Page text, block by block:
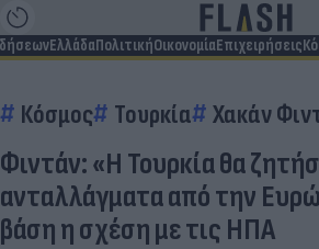
ΕλλάδαΠολιτικήΟικονομίαΕπιχειρήσεις
Κόσμος Τουρκία Χακάν
Φιντάν: «Η Τουρκία θα
ανταλλάγματα από την
βάση η σχέση με τις ΗΠΑ